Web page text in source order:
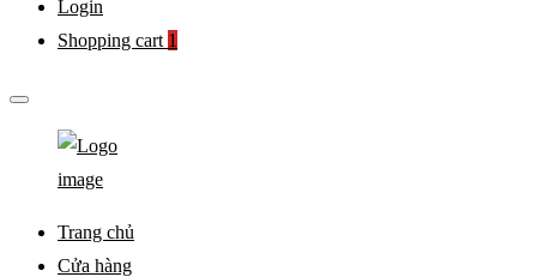
Login
Shopping cart 1
VIETNAM
Primary
Menu
Trang chủ
Cửa hàng